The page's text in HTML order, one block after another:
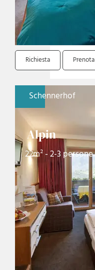
Richiesta Prenota
Schennerhof
Alpin
22m² - 2-3 persone